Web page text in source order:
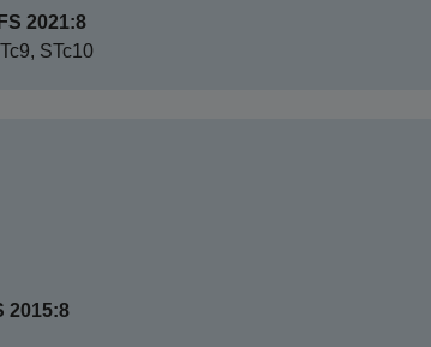
2021:8
STc10
2015:8